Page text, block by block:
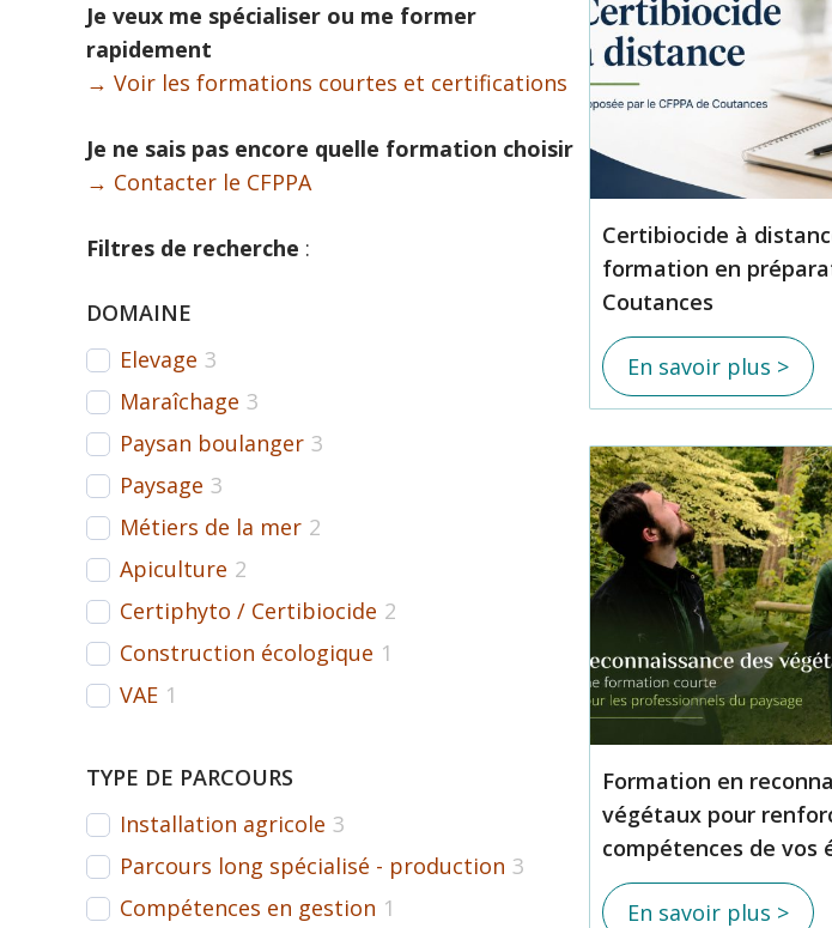
Je veux me spécialiser ou me former
rapidement
→ Voir les formations courtes et certifications
Je ne sais pas encore quelle formation choisir
→ Contacter le CFPPA
Filtres de recherche :
DOMAINE
Elevage 3
Maraîchage 3
Paysan boulanger 3
Paysage 3
Métiers de la mer 2
Apiculture 2
Certiphyto / Certibiocide 2
Construction écologique 1
VAE 1
TYPE DE PARCOURS
Installation agricole 3
Parcours long spécialisé - production 3
Compétences en gestion 1
Certibiocide à
formation en
Coutances
En savoir plus >
Formation en
végétaux pour
compétences de vos
En savoir plus >